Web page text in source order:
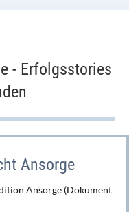
- Erfolgsstories
Ansorge
Ansorge (Dokument